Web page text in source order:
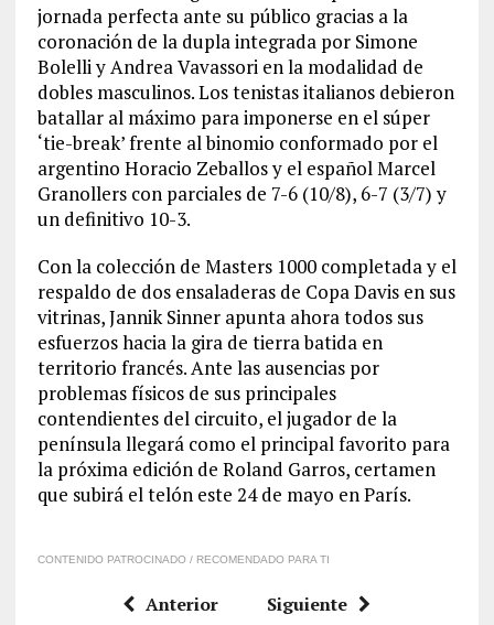
jornada perfecta ante su público gracias a la
coronación de la dupla integrada por Simone
Bolelli y Andrea Vavassori en la modalidad de
dobles masculinos. Los tenistas italianos debieron
batallar al máximo para imponerse en el súper
‘tie-break’ frente al binomio conformado por el
argentino Horacio Zeballos y el español Marcel
Granollers con parciales de 7-6 (10/8), 6-7 (3/7) y
un definitivo 10-3.
Con la colección de Masters 1000 completada y el
respaldo de dos ensaladeras de Copa Davis en sus
vitrinas, Jannik Sinner apunta ahora todos sus
esfuerzos hacia la gira de tierra batida en
territorio francés. Ante las ausencias por
problemas físicos de sus principales
contendientes del circuito, el jugador de la
península llegará como el principal favorito para
la próxima edición de Roland Garros, certamen
que subirá el telón este 24 de mayo en París.
CONTENIDO PATROCINADO / RECOMENDADO PARA TI
Anterior Siguiente